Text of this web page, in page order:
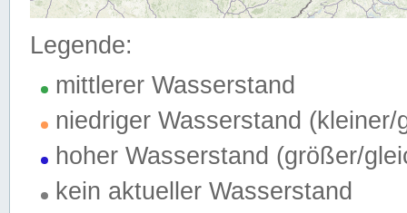
Legende:
mittlerer Wasserstand
niedriger Wasserstand (kleiner/
hoher Wasserstand (größer/
kein aktueller Wasserstand